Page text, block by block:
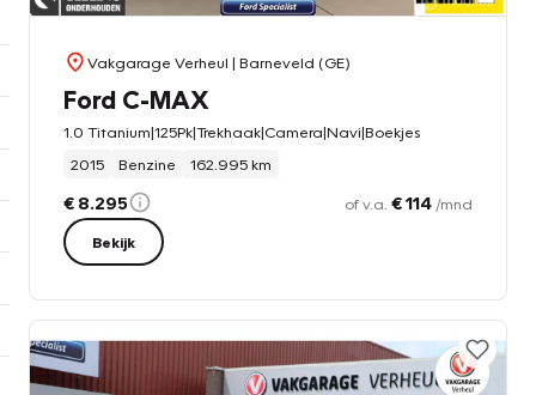
Vakgarage Verheul | Barneveld (GE)
Ford C-MAX
1.0 Titanium|125Pk|Trekhaak|Camera|Navi|Boekjes
2015
Benzine 162.995 km
€ 8.295 of v.a. € 114 /mnd
Bekijk